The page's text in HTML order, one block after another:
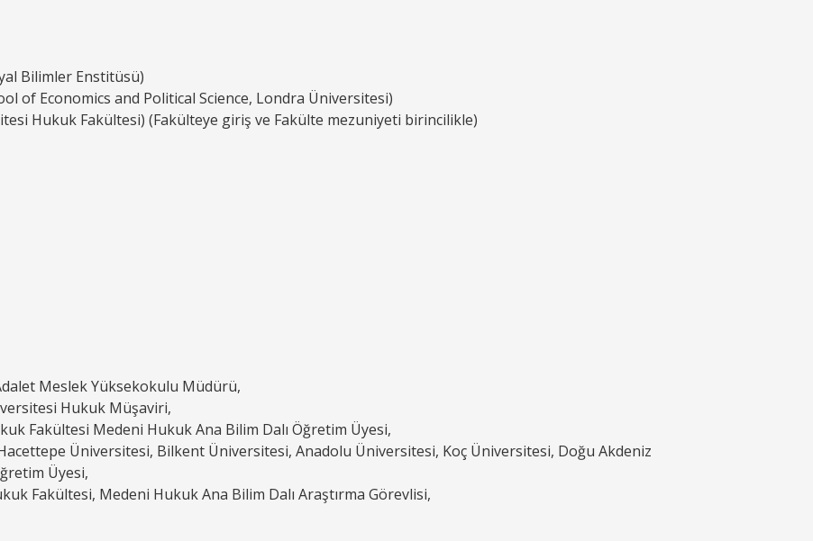
Bilimler Enstitüsü)
of Economics and Political Science, Londra Üniversitesi)
Hukuk Fakültesi) (Fakülteye giriş ve Fakülte mezuniyeti birincilikle)
Meslek Yüksekokulu Müdürü,
Hukuk Müşaviri,
Fakültesi Medeni Hukuk Ana Bilim Dalı Öğretim Üyesi,
Üniversitesi, Bilkent Üniversitesi, Anadolu Üniversitesi, Koç Üniversitesi, Doğu Akdeniz
Üyesi,
Fakültesi, Medeni Hukuk Ana Bilim Dalı Araştırma Görevlisi,